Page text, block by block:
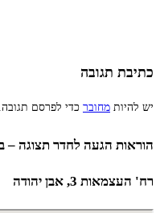
כתיבת תגובה
יש להיות מחובר כדי לפרסם תגובה.
הוראות הגעה לחדר תצוגה
רח' העצמאות 3, אבן יהודה